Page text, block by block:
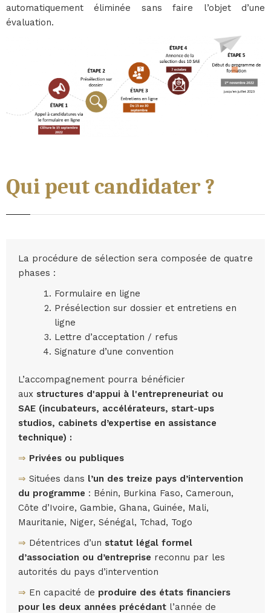
automatiquement éliminée sans faire l’objet d’une
évaluation.
Qui peut candidater ?
La procédure de sélection sera composée de quatre
phases :
Formulaire en ligne
Présélection sur dossier et entretiens en
ligne
Lettre d’acceptation / refus
Signature d’une convention
L’accompagnement pourra bénéficier
aux structures d'appui à l'entrepreneuriat ou
SAE (incubateurs, accélérateurs, start-ups
studios, cabinets d’expertise en assistance
technique) :
⇒ Privées ou publiques
⇒ Situées dans l’un des treize pays d’intervention
du programme : Bénin, Burkina Faso, Cameroun,
Côte d’Ivoire, Gambie, Ghana, Guinée, Mali,
Mauritanie, Niger, Sénégal, Tchad, Togo
⇒ Détentrices d’un statut légal formel
d’association ou d’entreprise reconnu par les
autorités du pays d’intervention
⇒ En capacité de produire des états financiers
pour les deux années précédant l’année de